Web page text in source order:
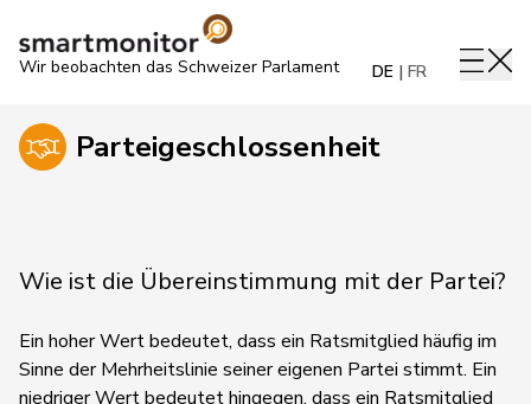
Wir beobachten das Schweizer Parlament DE FR
Parteigeschlossenheit
Wie ist die Übereinstimmung mit der Partei?
Ein hoher Wert bedeutet, dass ein Ratsmitglied häufig im
Sinne der Mehrheitslinie seiner eigenen Partei stimmt. Ein
niedriger Wert bedeutet hingegen, dass ein Ratsmitglied